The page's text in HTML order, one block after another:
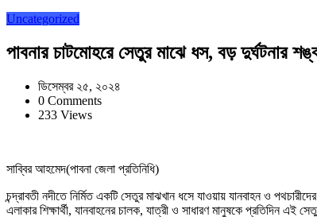
Uncategorized
পাবনার চাটমোহরে সেতুর মাঝে ধস, বড় দুর্ঘটনার
ডিসেম্বর ২৫, ২০২৪
0 Comments
233 Views
সাব্বির আহমেদ(পাবনা জেলা প্রতিনিধি)
চন্দ্রাবতী নদীতে নির্মিত একটি সেতুর মাঝখান ধসে যাওয়ায় যানবাহন ও
এলাকার শিক্ষার্থী, যানবাহনের চালক, যাত্রী ও সাধারণ মানুষকে প্রতিদিন